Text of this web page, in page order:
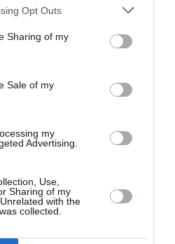
Opt Outs
Sharing of my
Sale of my
my
Advertising.
Use,
Sharing of my
with the
collected.
l'article :
777F de National
qui se profilent à